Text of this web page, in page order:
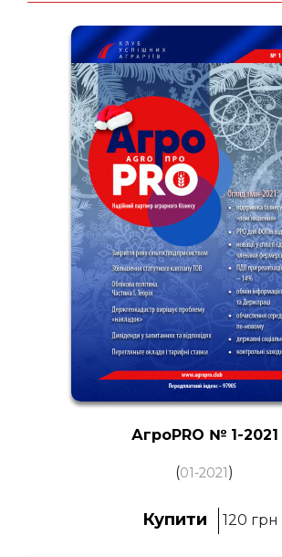
АгроPRO № 1-2021
(01-2021)
Купити 120 грн